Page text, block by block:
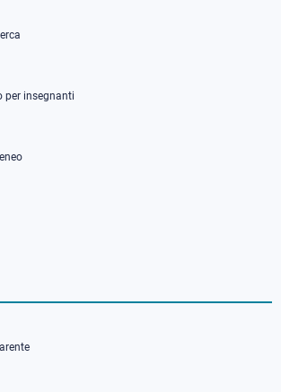
per insegnanti